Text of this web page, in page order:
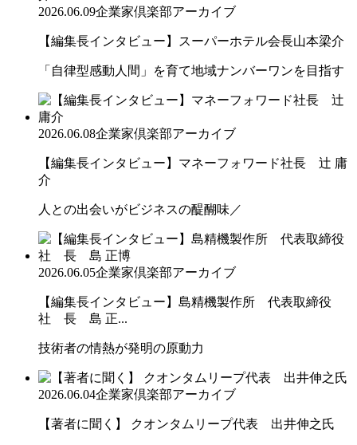
2026.06.09企業家倶楽部アーカイブ
【編集長インタビュー】スーパーホテル会長山本梁介
「自律型感動人間」を育て地域ナンバーワンを目指す
2026.06.08企業家倶楽部アーカイブ
【編集長インタビュー】マネーフォワード社長 辻 庸
介
人との出会いがビジネスの醍醐味／
2026.06.05企業家倶楽部アーカイブ
【編集長インタビュー】島精機製作所 代表取締役
社 長 島 正...
技術者の情熱が発明の原動力
2026.06.04企業家倶楽部アーカイブ
【著者に聞く】 クオンタムリープ代表 出井伸之氏